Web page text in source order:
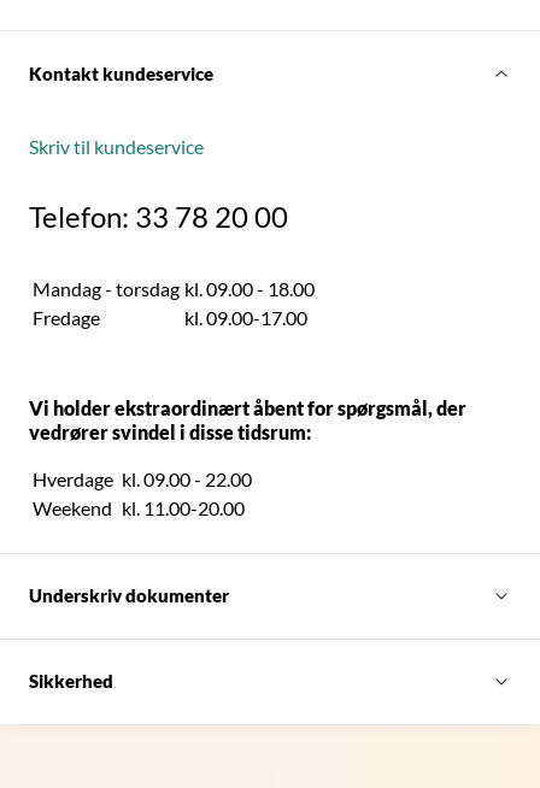
Kontakt kundeservice
Skriv til kundeservice
Telefon: 33 78 20 00
Mandag - torsdag kl. 09.00 - 18.00
Fredage
kl. 09.00-17.00
Vi holder ekstraordinært åbent for spørgsmål, der
vedrører svindel i disse tidsrum:
Hverdage kl. 09.00 - 22.00
Weekend kl. 11.00-20.00
Underskriv dokumenter
Sikkerhed